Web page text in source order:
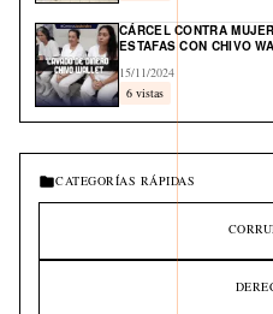
CÁRCEL CONTRA
ESTAFAS CON CHIVO
15/11/2024
6 vistas
CATEGORÍAS RÁPIDAS